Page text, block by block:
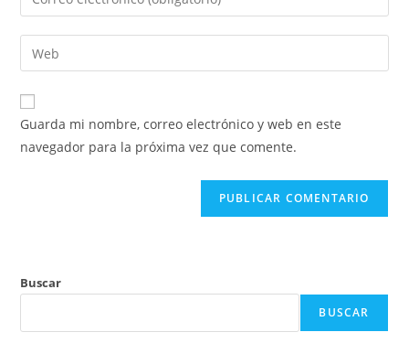
de
usuario
para
comentar
tu
dirección
de
electrónico
para
comentar
Introduce
la
URL
de
Guarda mi nombre, correo electrónico y web en este
navegador para la próxima vez que comente.
Buscar
BUSCAR